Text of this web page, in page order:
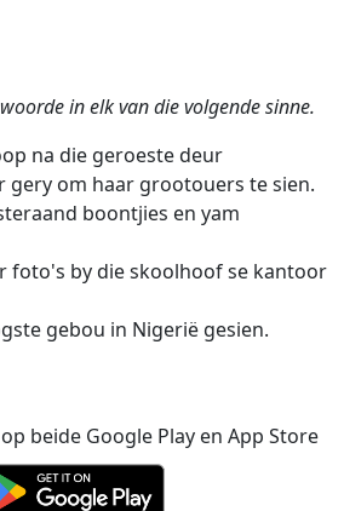
in elk van die volgende sinne.
na die geroeste deur
gery om haar grootouers te sien.
boontjies en yam
foto's by die skoolhoof se kantoor
gebou in Nigerië gesien.
beide Google Play en App Store